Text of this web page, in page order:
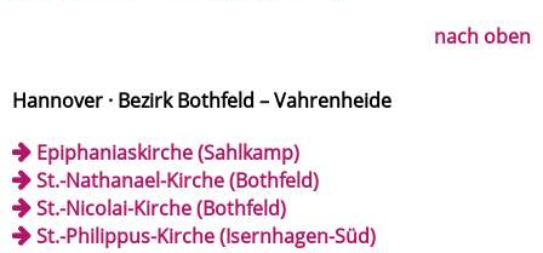
nach oben
Hannover · Bezirk Bothfeld – Vahrenheide
Epiphaniaskirche (Sahlkamp)
St.-Nathanael-Kirche (Bothfeld)
St.-Nicolai-Kirche (Bothfeld)
St.-Philippus-Kirche (Isernhagen-Süd)